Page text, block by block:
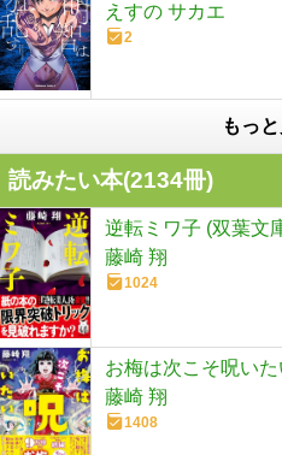
えすの サカエ
2
もっ
読みたい本(2134冊)
逆転ミワ子 (双葉文
藤崎 翔
1024
お梅は次こそ呪い
藤崎 翔
1408